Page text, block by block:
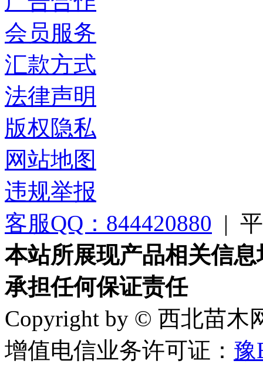
会员服务
汇款方式
法律声明
版权隐私
网站地图
违规举报
客服QQ：844420880 |
本站所展现产品相关信
承担任何保证责任
Copyright by © 西北苗木
增值电信业务许可证： 豫